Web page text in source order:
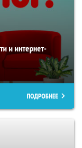
и интернет-
ПОДРОБНЕЕ